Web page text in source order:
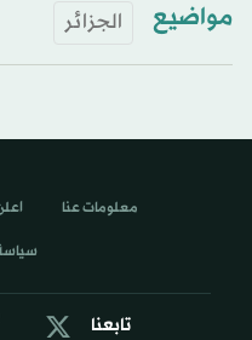
مواضيع الجزائر
تابعنا
معلومات عنا